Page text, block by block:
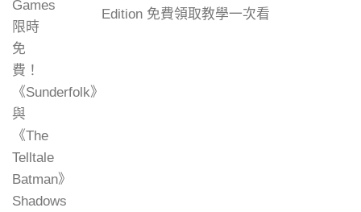
Edition 免費領取教學一次看